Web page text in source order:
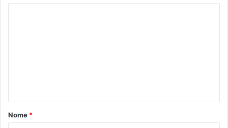
á
r
Nome *